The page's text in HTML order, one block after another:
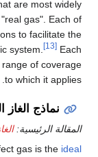
are most widely
gas". Each of
to facilitate the
system.
[13] Each
of coverage
to which it applies.
نماذج الغاز
المقالة الرئيسية:
gas is the ideal